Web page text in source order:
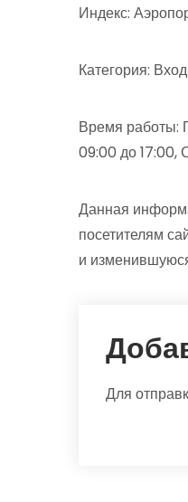
Индекс:
Категория:
Время работы:
09:00 до 17:00,
Данная
посетителям
и
Для